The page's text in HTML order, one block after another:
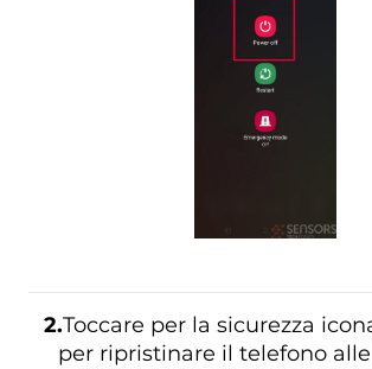
2.Toccare per la sicurezza
per ripristinare il telefono